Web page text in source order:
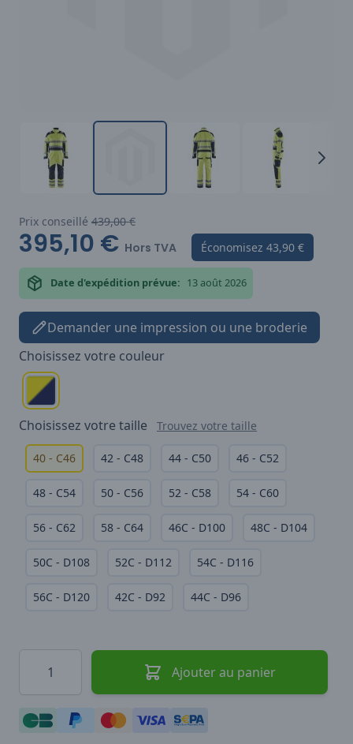
Prix conseillé 439,00 €
395,10 € Hors TVA Économisez 43,90 €
Date d'expédition prévue: 13 août 2026
Demander une impression ou une broderie
Choisissez votre couleur
Choisissez votre taille Trouvez votre taille
40 - C46 42 - C48 44 - C50 46 - C52
48 - C54 50 - C56 52 - C58 54 - C60
56 - C62 58 - C64 46C - D100 48C - D104
50C - D108 52C - D112 54C - D116
56C - D120 42C - D92 44C - D96
Ajouter au panier